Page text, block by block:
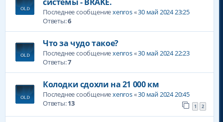
Последнее сообщениеxenros«30 май 2024 23:25
Ответы:6
Что за чудо такое?
Последнее сообщениеxenros«30 май 2024 22:23
Ответы:7
Колодки сдохли на 21 000 км
Последнее сообщениеxenros«30 май 2024 20:45
Ответы:13 1 2